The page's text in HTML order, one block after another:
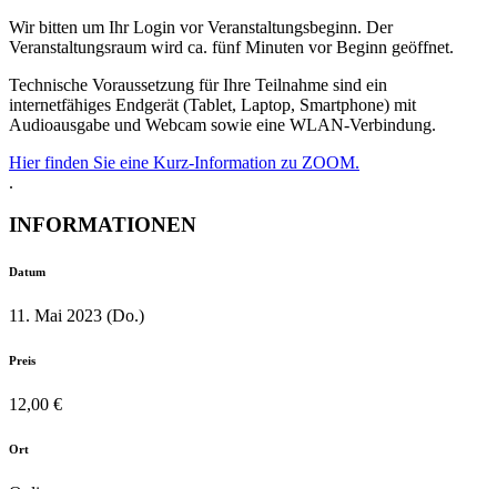
Wir bitten um Ihr Login vor Veranstaltungsbeginn. Der
Veranstaltungsraum wird ca. fünf Minuten vor Beginn geöffnet.
Technische Voraussetzung für Ihre Teilnahme sind ein
internetfähiges Endgerät (Tablet, Laptop, Smartphone) mit
Audioausgabe und Webcam sowie eine WLAN-Verbindung.
Hier finden Sie eine Kurz-Information zu ZOOM.
.
INFORMATIONEN
Datum
11. Mai 2023 (Do.)
Preis
12,00 €
Ort